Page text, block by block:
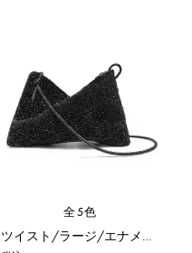
全5色
ツイスト/ラージ/エナメルブラック